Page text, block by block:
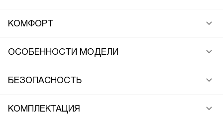
КОМФОРТ
ОСОБЕННОСТИ МОДЕЛИ
БЕЗОПАСНОСТЬ
КОМПЛЕКТАЦИЯ